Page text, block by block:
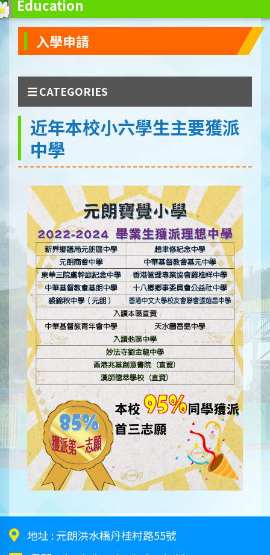
Education
入學申請
CATEGORIES
近年本校小六學生主要獲派
中學
地址 :元朗洪水橋丹桂村路55號